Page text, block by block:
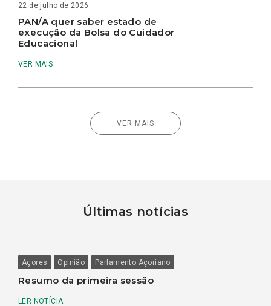
22 de julho de 2026
PAN/A quer saber estado de
execução da Bolsa do Cuidador
Educacional
VER MAIS
VER MAIS
Últimas notícias
Açores Opinião Parlamento Açoriano
Resumo da primeira sessão
LER NOTÍCIA